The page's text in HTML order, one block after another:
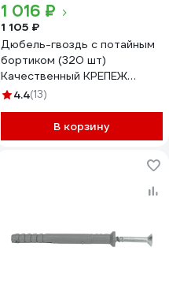
1 016 ₽
1 105 ₽
Дюбель-гвоздь с потайным
бортиком (320 шт)
Качественный КРЕПЕЖ
2000617 КЧ
4.4(13)
В корзину